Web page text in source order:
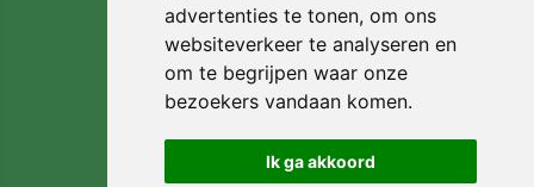
advertenties te tonen, om ons
websiteverkeer te analyseren en
om te begrijpen waar onze
bezoekers vandaan komen.
Ik ga akkoord